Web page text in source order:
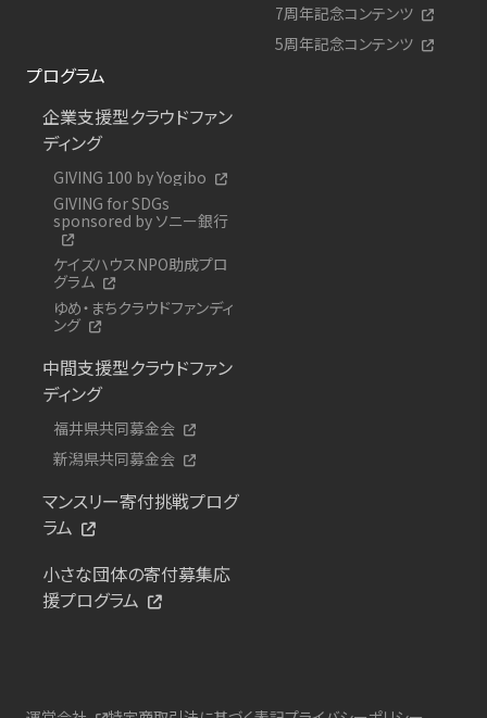
7周年記念コンテンツ
5周年記念コンテンツ
プログラム
企業支援型クラウドファン
ディング
GIVING 100 by Yogibo
GIVING for SDGs
sponsored by ソニー銀行
ケイズハウスNPO助成プロ
グラム
ゆめ・まちクラウドファンディ
ング
中間支援型クラウドファン
ディング
福井県共同募金会
新潟県共同募金会
マンスリー寄付挑戦プログ
ラム
小さな団体の寄付募集応
援プログラム